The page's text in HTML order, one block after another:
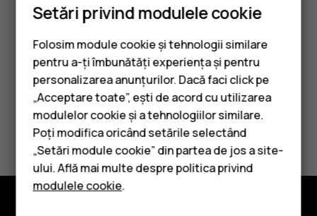
Smartphone-uri
Telefoane clasice
Accesorii
Tablete
acestora.
Considerați utile aceste informații?
Da Nu
Setări privind modulele cookie
Folosim module cookie și tehnologii similare
pentru a-ți îmbunătăți experiența și pentru
personalizarea anunțurilor. Dacă faci click pe
„Acceptare toate”, ești de acord cu utilizarea
modulelor cookie și a tehnologiilor similare.
Poți modifica oricând setările selectând
„Setări module cookie” din partea de jos a site-
ului. Află mai multe despre politica privind
modulele cookie.